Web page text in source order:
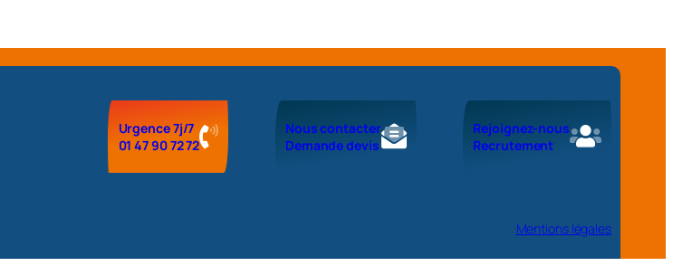
Urgence 7j/7
01 47 90 72 72
Nous contacter
Demande devis
Rejoignez-nous
Recrutement
Mentions légales